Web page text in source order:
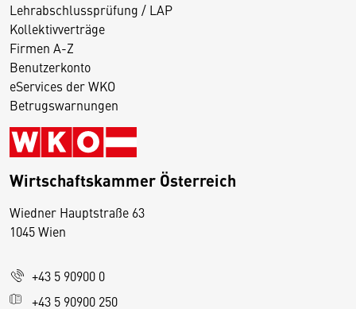
Lehrabschlussprüfung / LAP
Kollektivverträge
Firmen A-Z
Benutzerkonto
eServices der WKO
Betrugswarnungen
Wirtschaftskammer Österreich
Wiedner Hauptstraße 63
1045 Wien
+43 5 90900 0
+43 5 90900 250
D
s
e